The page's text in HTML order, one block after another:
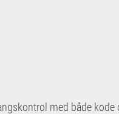
med både kode